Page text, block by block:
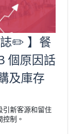
誌✏️ 】餐
個原因話
及庫存
引新客源和留住
制。